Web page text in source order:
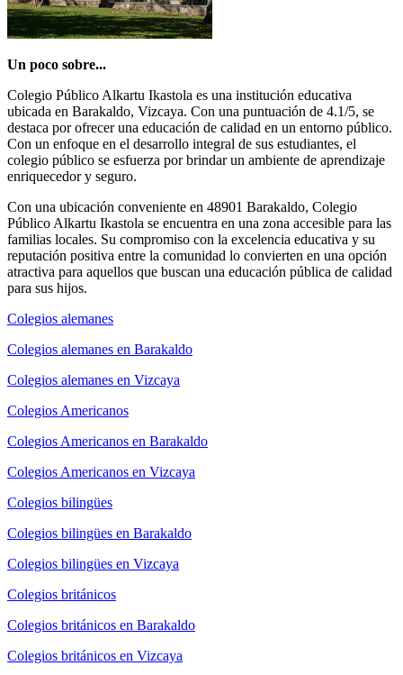
Un poco sobre...
Colegio Público Alkartu Ikastola es una institución educativa
ubicada en Barakaldo, Vizcaya. Con una puntuación de 4.1/5, se
destaca por ofrecer una educación de calidad en un entorno público.
Con un enfoque en el desarrollo integral de sus estudiantes, el
colegio público se esfuerza por brindar un ambiente de aprendizaje
enriquecedor y seguro.
Con una ubicación conveniente en 48901 Barakaldo, Colegio
Público Alkartu Ikastola se encuentra en una zona accesible para las
familias locales. Su compromiso con la excelencia educativa y su
reputación positiva entre la comunidad lo convierten en una opción
atractiva para aquellos que buscan una educación pública de calidad
para sus hijos.
Colegios alemanes
Colegios alemanes en Barakaldo
Colegios alemanes en Vizcaya
Colegios Americanos
Colegios Americanos en Barakaldo
Colegios Americanos en Vizcaya
Colegios bilingües
Colegios bilingües en Barakaldo
Colegios bilingües en Vizcaya
Colegios británicos
Colegios británicos en Barakaldo
Colegios británicos en Vizcaya